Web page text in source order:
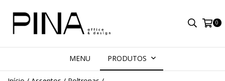
0
MENU PRODUTOS